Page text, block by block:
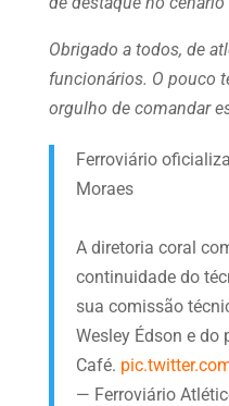
Obrigado a todos, de
funcionários. O pouco
orgulho de comandar
Ferroviário
Moraes
A diretoria coral
continuidade do
sua comissão
Wesley Édson e
Café.
— Ferroviário